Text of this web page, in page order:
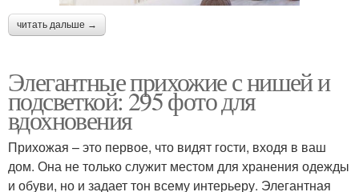
читать дальше →
Элегантные прихожие с нишей и
подсветкой: 295 фото для
вдохновения
Прихожая – это первое, что видят гости, входя в ваш
дом. Она не только служит местом для хранения одежды
и обуви, но и задает тон всему интерьеру. Элегантная